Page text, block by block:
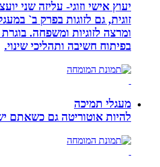
יעוץ אישי וזוגי- עליזה שני יועצת
זוגית, גם לזוגות בפרק ב` במעגל
ומרצה לזוגיות ומשפחה. בוגרת
בפיתוח חשיבה ותהליכי שינוי.
מעגלי תמיכה
להיות אוטוריטה גם כשאתם ישנים